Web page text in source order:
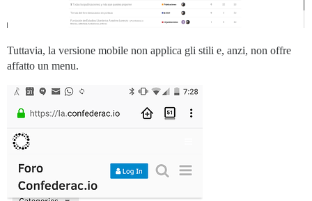
Tuttavia, la versione mobile non applica gli stili e, anzi, non offre
affatto un menu.